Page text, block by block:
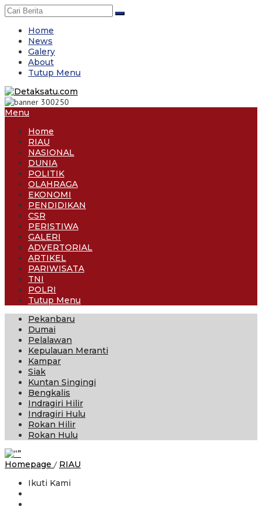
Skip
to
contentHome
News
Galery
About
Tutup Menu
Menu
Home
RIAU
NASIONAL
DUNIA
POLITIK
OLAHRAGA
EKONOMI
PENDIDIKAN
CSR
PERISTIWA
GALERI
ADVERTORIAL
ARTIKEL
PARIWISATA
TNI
POLRI
Tutup Menu
Pekanbaru
Dumai
Pelalawan
Kepulauan Meranti
Kampar
Siak
Kuntan Singingi
Bengkalis
Indragiri Hilir
Indragiri Hulu
Rokan Hilir
Rokan Hulu
Homepage / RIAU
Ikuti Kami